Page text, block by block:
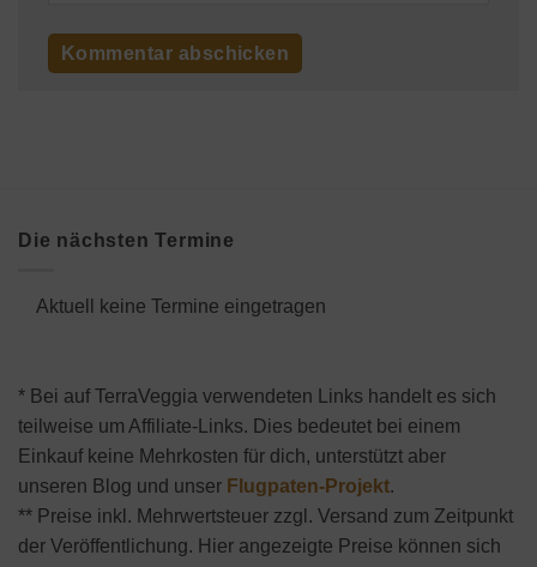
Die nächsten Termine
Aktuell keine Termine eingetragen
* Bei auf TerraVeggia verwendeten Links handelt es sich
teilweise um Affiliate-Links. Dies bedeutet bei einem
Einkauf keine Mehrkosten für dich, unterstützt aber
unseren Blog und unser Flugpaten-Projekt.
** Preise inkl. Mehrwertsteuer zzgl. Versand zum Zeitpunkt
der Veröffentlichung. Hier angezeigte Preise können sich